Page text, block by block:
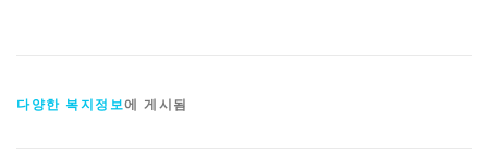
다양한 복지정보에 게시됨